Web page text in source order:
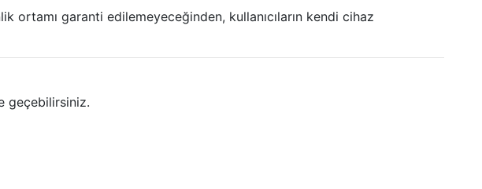
garanti edilemeyeceğinden, kullanıcıların kendi cihaz
geçebilirsiniz.